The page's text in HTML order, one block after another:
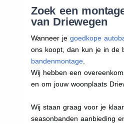
Zoek een
van Driewegen
Wanneer je goedkope
ons koopt, dan kun je in de
bandenmontage.
Wij hebben een
en om jouw woonplaats
Wij staan graag voor je
seasonbanden aanbieding